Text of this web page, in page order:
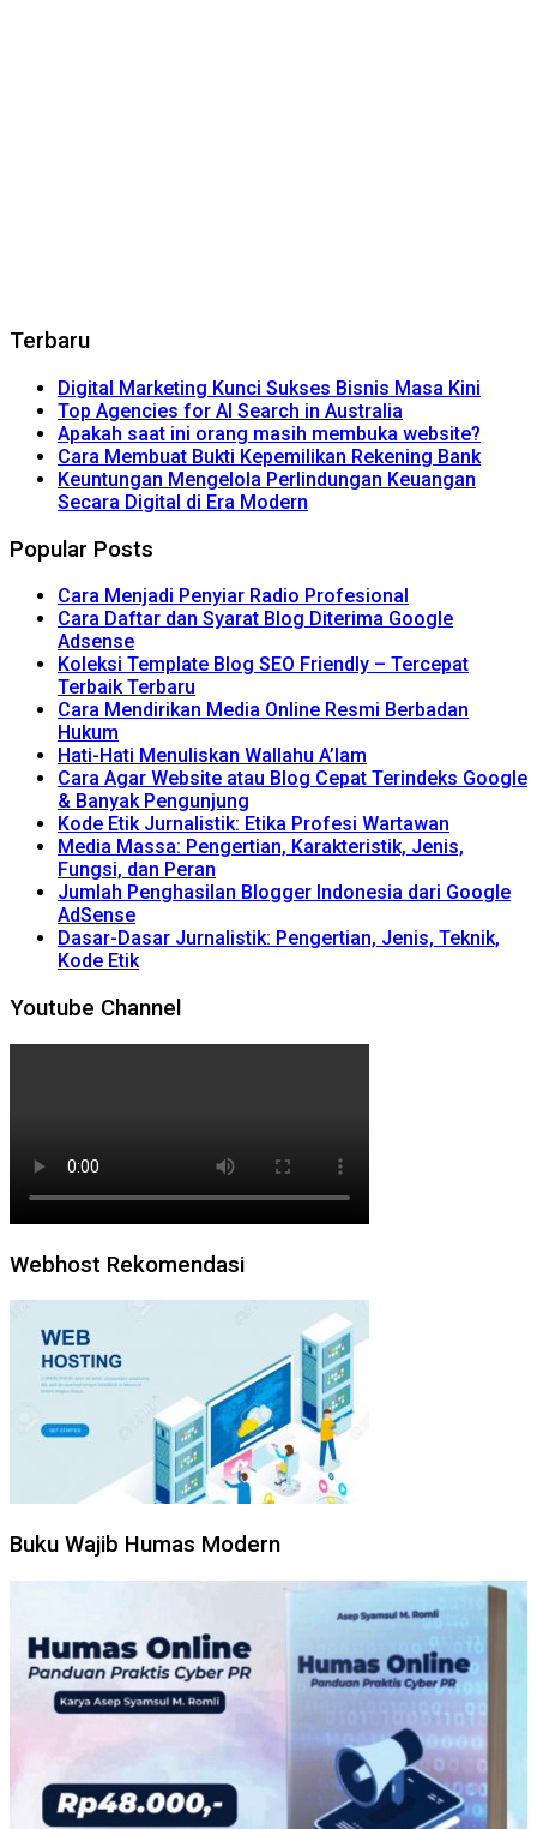
Terbaru
Digital Marketing Kunci Sukses Bisnis Masa Kini
Top Agencies for AI Search in Australia
Apakah saat ini orang masih membuka website?
Cara Membuat Bukti Kepemilikan Rekening Bank
Keuntungan Mengelola Perlindungan Keuangan
Secara Digital di Era Modern
Popular Posts
Cara Menjadi Penyiar Radio Profesional
Cara Daftar dan Syarat Blog Diterima Google
Adsense
Koleksi Template Blog SEO Friendly – Tercepat
Terbaik Terbaru
Cara Mendirikan Media Online Resmi Berbadan
Hukum
Hati-Hati Menuliskan Wallahu A’lam
Cara Agar Website atau Blog Cepat Terindeks Google
& Banyak Pengunjung
Kode Etik Jurnalistik: Etika Profesi Wartawan
Media Massa: Pengertian, Karakteristik, Jenis,
Fungsi, dan Peran
Jumlah Penghasilan Blogger Indonesia dari Google
AdSense
Dasar-Dasar Jurnalistik: Pengertian, Jenis, Teknik,
Kode Etik
Youtube Channel
Webhost Rekomendasi
Buku Wajib Humas Modern